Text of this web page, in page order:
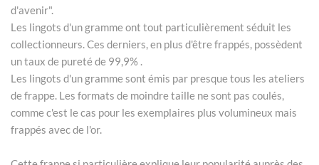
d'avenir".
Les lingots d'un gramme ont tout particulièrement séduit les
collectionneurs. Ces derniers, en plus d'être frappés, possèdent
un taux de pureté de 99,9% .
Les lingots d'un gramme sont émis par presque tous les ateliers
de frappe. Les formats de moindre taille ne sont pas coulés,
comme c'est le cas pour les exemplaires plus volumineux mais
frappés avec de l'or.